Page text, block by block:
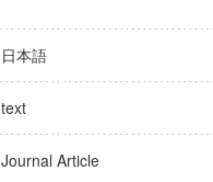
日本語
text
Journal Article